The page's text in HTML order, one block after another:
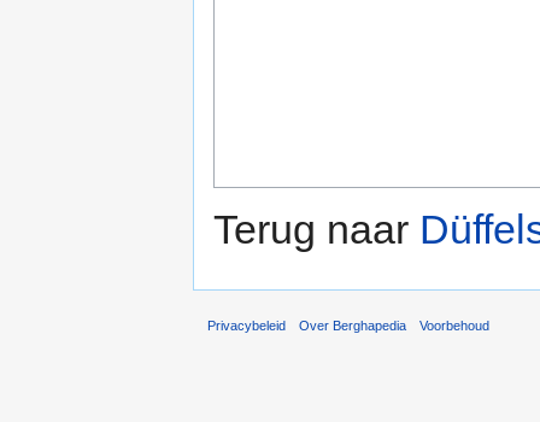
Terug naar
Privacybeleid Over Berghapedia Voorbehoud